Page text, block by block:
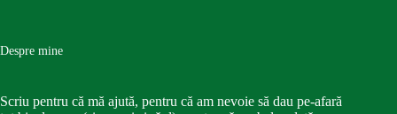
Despre mine
Scriu pentru că mă ajută, pentru că am nevoie să dau pe-afară